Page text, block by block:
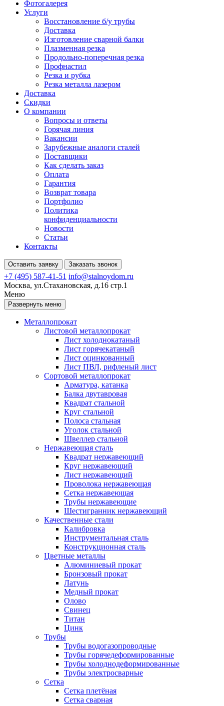
Фотогалерея
Услуги
Восстановление б/у трубы
Доставка
Изготовление сварной балки
Плазменная резка
Продольно-поперечная резка
Профнастил
Резка и рубка
Резка металла лазером
Доставка
Скидки
О компании
Вопросы и ответы
Горячая линия
Вакансии
Зарубежные аналоги сталей
Поставщики
Как сделать заказ
Оплата
Гарантия
Возврат товара
Портфолио
Политика
конфиденциальности
Новости
Статьи
Контакты
Оставить заявку Заказать звонок
+7 (495) 587-41-51 info@stalnoydom.ru
Москва, ул.Стахановская, д.16 стр.1
Меню
Развернуть меню
Металлопрокат
Листовой металлопрокат
Лист холоднокатаный
Лист горячекатаный
Лист оцинкованный
Лист ПВЛ, рифленый лист
Сортовой металлопрокат
Арматура, катанка
Балка двутавровая
Квадрат стальной
Круг стальной
Полоса стальная
Уголок стальной
Швеллер стальной
Нержавеющая сталь
Квадрат нержавеющий
Круг нержавеющий
Лист нержавеющий
Проволока нержавеющая
Сетка нержавеющая
Трубы нержавеющие
Шестигранник нержавеющий
Качественные стали
Калибровка
Инструментальная сталь
Конструкционная сталь
Цветные металлы
Алюминиевый прокат
Бронзовый прокат
Латунь
Медный прокат
Олово
Свинец
Титан
Цинк
Трубы
Трубы водогазопроводные
Трубы горячедеформированные
Трубы холоднодеформированные
Трубы электросварные
Сетка
Сетка плетёная
Сетка сварная